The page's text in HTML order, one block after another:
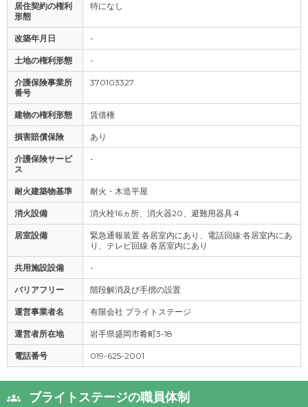
居住契約の権利
形態
特になし
改築年月日 -
土地の権利形態 -
介護保険事業所
番号
370103327
建物の権利形態 賃借権
損害賠償保険 あり
介護保険サービ
ス
-
耐火建築物基準 耐火・木造平屋
消火設備 消火栓16ヵ所、消火器20、避難用器具４
居室設備
緊急通報装置:各居室内にあり、電話回線:各居室内にあ
り、テレビ回線:各居室内にあり
共用施設設備 -
バリアフリー 階段解消及び手摺の設置
運営事業者名 有限会社 ブライトステージ
運営者所在地 岩手県盛岡市肴町3-18
電話番号 019-625-2001
ブライトステージの職員体制